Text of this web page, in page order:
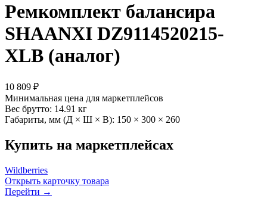
Ремкомплект балансира
SHAANXI DZ9114520215-
XLB (аналог)
10 809 ₽
Минимальная цена для маркетплейсов
Вес брутто: 14.91 кг
Габариты, мм (Д × Ш × В): 150 × 300 × 260
Купить на маркетплейсах
Wildberries
Открыть карточку товара
Перейти →